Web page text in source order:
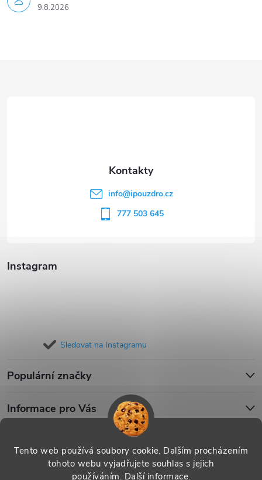
Tento web používá soubory cookie. Dalším procházením
tohoto webu vyjadřujete souhlas s jejich
používáním. Další informace.
9.8.2026
Instagram
Sledovat na Instagramu
Populární značky
Informace pro Vás
info@ipouzdro.cz
777 503 645